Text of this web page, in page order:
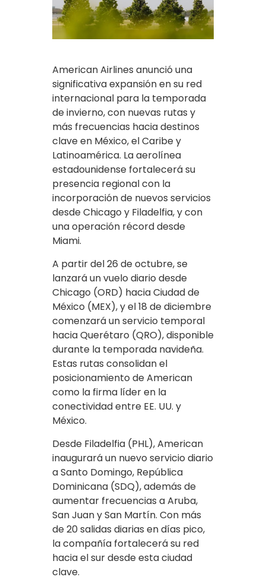
American Airlines anunció una
significativa expansión en su red
internacional para la temporada
de invierno, con nuevas rutas y
más frecuencias hacia destinos
clave en México, el Caribe y
Latinoamérica. La aerolínea
estadounidense fortalecerá su
presencia regional con la
incorporación de nuevos servicios
desde Chicago y Filadelfia, y con
una operación récord desde
Miami.
A partir del 26 de octubre, se
lanzará un vuelo diario desde
Chicago (ORD) hacia Ciudad de
México (MEX), y el 18 de diciembre
comenzará un servicio temporal
hacia Querétaro (QRO), disponible
durante la temporada navideña.
Estas rutas consolidan el
posicionamiento de American
como la firma líder en la
conectividad entre EE. UU. y
México.
Desde Filadelfia (PHL), American
inaugurará un nuevo servicio diario
a Santo Domingo, República
Dominicana (SDQ), además de
aumentar frecuencias a Aruba,
San Juan y San Martín. Con más
de 20 salidas diarias en días pico,
la compañía fortalecerá su red
hacia el sur desde esta ciudad
clave.